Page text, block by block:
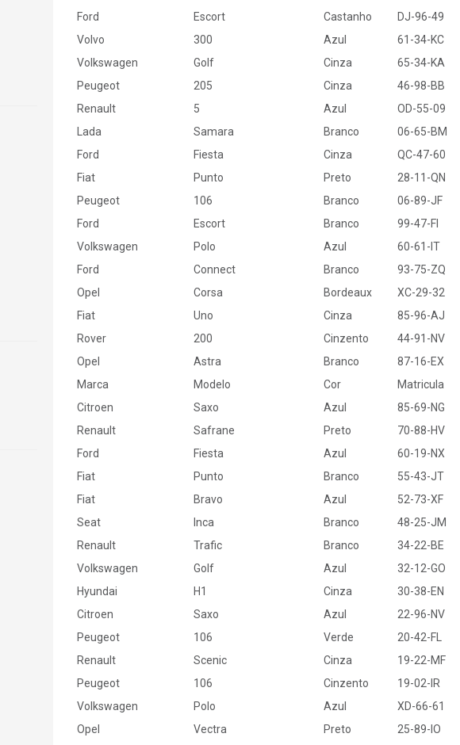
Ford
Escort Castanho DJ-96-49
Volvo
300 Azul 61-34-KC
Volkswagen
Golf Cinza 65-34-KA
Peugeot
205 Cinza 46-98-BB
Renault
5 Azul OD-55-09
Lada
Samara Branco 06-65-BM
Ford
Fiesta Cinza QC-47-60
Fiat
Punto Preto 28-11-QN
Peugeot
106 Branco 06-89-JF
Ford
Escort Branco 99-47-FI
Volkswagen
Polo Azul 60-61-IT
Ford
Connect Branco 93-75-ZQ
Opel
Corsa Bordeaux XC-29-32
Fiat
Uno Cinza 85-96-AJ
Rover
200 Cinzento 44-91-NV
Opel
Astra Branco 87-16-EX
Marca
Modelo Cor Matricula
Citroen
Saxo Azul 85-69-NG
Renault
Safrane Preto 70-88-HV
Ford
Fiesta Azul 60-19-NX
Fiat
Punto Branco 55-43-JT
Fiat
Bravo Azul 52-73-XF
Seat
Inca Branco 48-25-JM
Renault
Trafic Branco 34-22-BE
Volkswagen
Golf Azul 32-12-GO
Hyundai
H1 Cinza 30-38-EN
Citroen
Saxo Azul 22-96-NV
Peugeot
106 Verde 20-42-FL
Renault
Scenic Cinza 19-22-MF
Peugeot
106 Cinzento 19-02-IR
Volkswagen
Polo Azul XD-66-61
Opel
Vectra Preto 25-89-IO